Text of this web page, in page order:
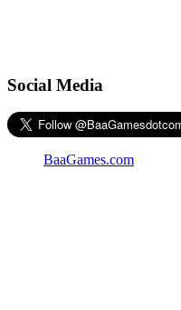
Social Media
BaaGames.com